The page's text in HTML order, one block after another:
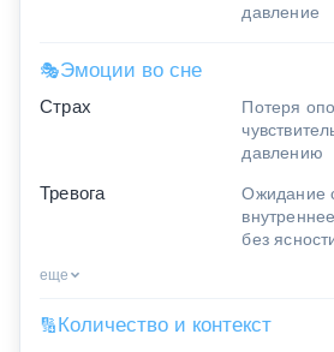
давление
🎭Эмоции во сне
Страх
Потеря
давлению
Тревога
Ожидание
без
еще
🔢 Количество и контекст